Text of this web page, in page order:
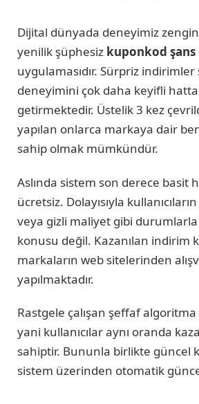
Dijital dünyada deneyimiz
yenilik şüphesiz kuponkod şans
uygulamasıdır. Sürpriz
deneyimini çok daha keyifli
getirmektedir. Üstelik 3 kez
yapılan onlarca markaya dair
sahip olmak mümkündür.
Aslında sistem son derece basit
ücretsiz. Dolayısıyla
veya gizli maliyet gibi durumlarla
konusu değil. Kazanılan indirim
markaların web sitelerinden
yapılmaktadır.
Rastgele çalışan şeffaf
yani kullanıcılar aynı oranda
sahiptir. Bununla birlikte güncel
sistem üzerinden otomatik